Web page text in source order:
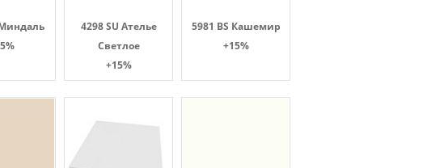
4298 SU Ателье
Светлое
+15%
5981 BS Кашемир
+15%